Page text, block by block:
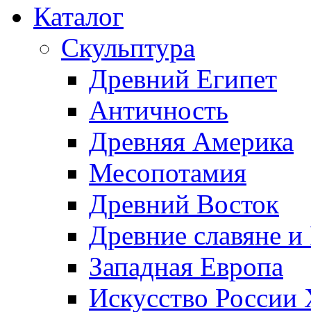
Каталог
Скульптура
Древний Египет
Античность
Древняя Америка
Месопотамия
Древний Восток
Древние славяне и
Западная Европа
Искусство